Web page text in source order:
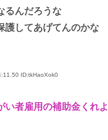
るんだろうな
護してあげてんのかな
ID:tkHaoXok0
い者雇用の補助金くれよ